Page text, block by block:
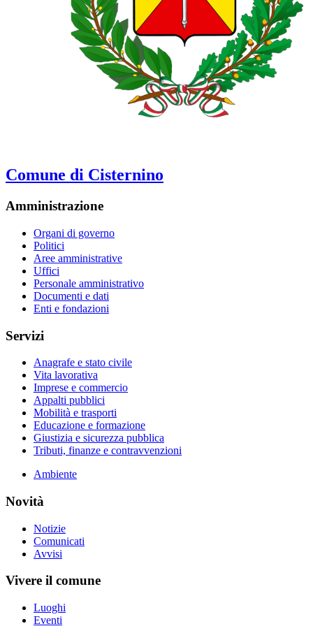
Comune di Cisternino
Amministrazione
Organi di governo
Politici
Aree amministrative
Uffici
Personale amministrativo
Documenti e dati
Enti e fondazioni
Servizi
Anagrafe e stato civile
Vita lavorativa
Imprese e commercio
Appalti pubblici
Mobilità e trasporti
Educazione e formazione
Giustizia e sicurezza pubblica
Tributi, finanze e contravvenzioni
Ambiente
Novità
Notizie
Comunicati
Avvisi
Vivere il comune
Luoghi
Eventi